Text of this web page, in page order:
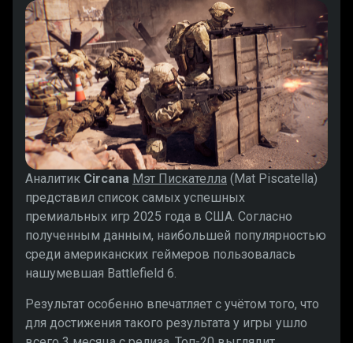
Аналитик Circana Мэт Пискателла (Mat Piscatella)
представил список самых успешных
премиальных игр 2025 года в США. Согласно
полученным данным, наибольшей популярностью
среди американских геймеров пользовалась
нашумевшая Battlefield 6.
Результат особенно впечатляет с учётом того, что
для достижения такого результата у игры ушло